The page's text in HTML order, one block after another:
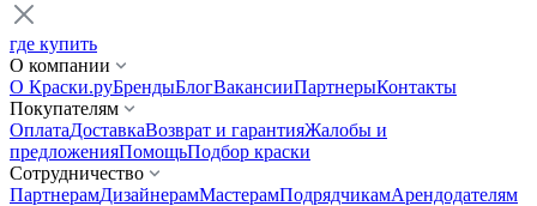
где купить
О компании
О Краски.руБрендыБлогВакансииПартнерыКонтакты
Покупателям
ОплатаДоставкаВозврат и гарантияЖалобы и
предложенияПомощьПодбор краски
Сотрудничество
ПартнерамДизайнерамМастерамПодрядчикамАрендодателям